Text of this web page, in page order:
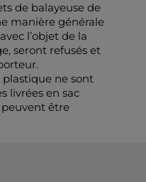
de balayeuse de
manière générale
l’objet de la
seront refusés et
plastique ne sont
livrées en sac
peuvent être